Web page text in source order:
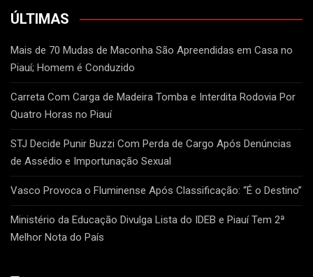
ÚLTIMAS
Mais de 70 Mudas de Maconha São Apreendidas em Casa no
Piauí; Homem é Conduzido
Carreta Com Carga de Madeira Tomba e Interdita Rodovia Por
Quatro Horas no Piauí
STJ Decide Punir Buzzi Com Perda de Cargo Após Denúncias
de Assédio e Importunação Sexual
Vasco Provoca o Fluminense Após Classificação: “É o Destino”
Ministério da Educação Divulga Lista do IDEB e Piauí Tem 2ª
Melhor Nota do País